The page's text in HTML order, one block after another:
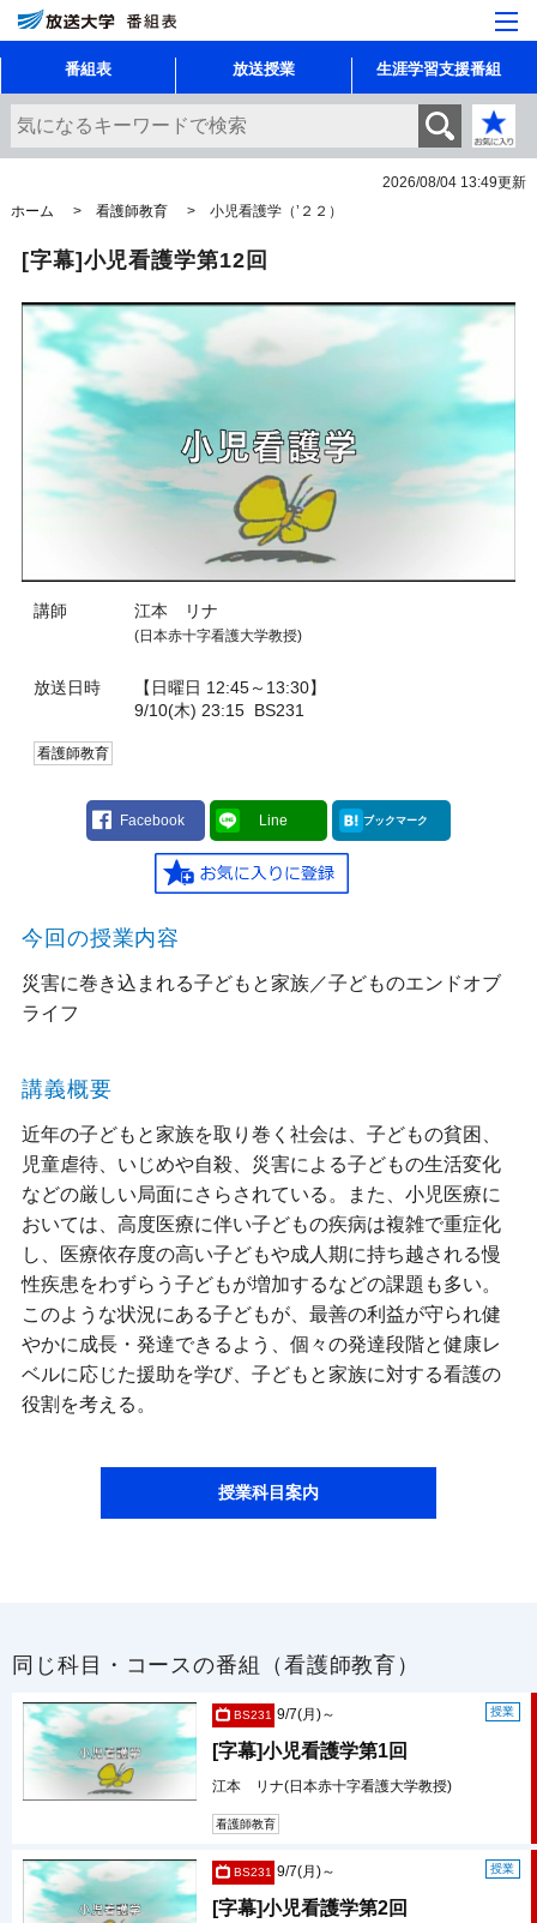
番組表 放送授業 生涯学習支援番組
2026/08/04 13:49更新
ホーム
看護師教育 小児看護学（’２２）
[字幕]小児看護学第12回
講師 江本 リナ
(日本赤十字看護大学教授)
放送日時
【日曜日 12:45～13:30】
9/10(木) 23:15BS231
看護師教育
Facebook Line ブックマーク
今回の授業内容
災害に巻き込まれる子どもと家族／子どものエンドオブ
ライフ
講義概要
近年の子どもと家族を取り巻く社会は、子どもの貧困、
児童虐待、いじめや自殺、災害による子どもの生活変化
などの厳しい局面にさらされている。また、小児医療に
おいては、高度医療に伴い子どもの疾病は複雑で重症化
し、医療依存度の高い子どもや成人期に持ち越される慢
性疾患をわずらう子どもが増加するなどの課題も多い。
このような状況にある子どもが、最善の利益が守られ健
やかに成長・発達できるよう、個々の発達段階と健康レ
ベルに応じた援助を学び、子どもと家族に対する看護の
役割を考える。
授業科目案内
同じ科目・コースの番組（看護師教育）
BS231 授業
9/7(月)～
[字幕]小児看護学第1回
江本 リナ(日本赤十字看護大学教授)
看護師教育
BS231 授業
9/7(月)～
[字幕]小児看護学第2回